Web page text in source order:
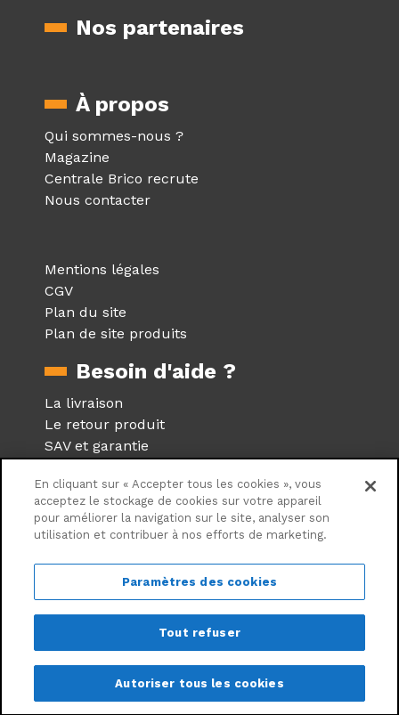
Nos partenaires
À propos
Qui sommes-nous ?
Magazine
Centrale Brico recrute
Nous contacter
Mentions légales
CGV
Plan du site
Plan de site produits
Besoin d'aide ?
La livraison
Le retour produit
SAV et garantie
Réseaux sociaux
Suivez nous sur les réseaux
©Centrale Brico - 2026
En cliquant sur « Accepter tous les cookies », vous
acceptez le stockage de cookies sur votre appareil
pour améliorer la navigation sur le site, analyser son
utilisation et contribuer à nos efforts de marketing.
Paramètres des cookies
Tout refuser
Autoriser tous les cookies